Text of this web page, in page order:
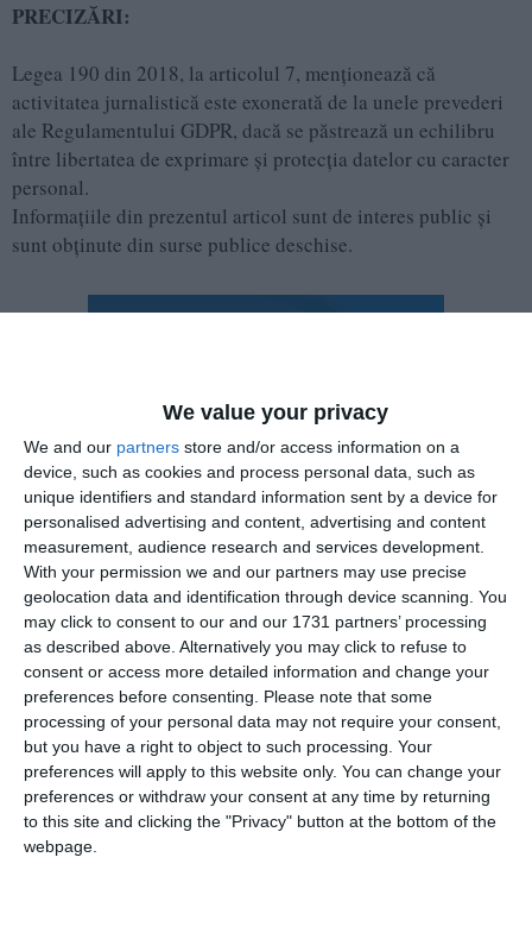
We value your privacy
We and our partners store and/or access information on a
device, such as cookies and process personal data, such as
unique identifiers and standard information sent by a device for
personalised advertising and content, advertising and content
measurement, audience research and services development.
With your permission we and our partners may use precise
geolocation data and identification through device scanning. You
may click to consent to our and our 1731 partners’ processing
as described above. Alternatively you may click to refuse to
consent or access more detailed information and change your
preferences before consenting. Please note that some
processing of your personal data may not require your consent,
but you have a right to object to such processing. Your
preferences will apply to this website only. You can change your
preferences or withdraw your consent at any time by returning
to this site and clicking the "Privacy" button at the bottom of the
webpage.
PRECIZĂRI:
Legea 190 din 2018, la articolul 7, menţionează că
activitatea jurnalistică este exonerată de la unele prevederi
ale Regulamentului GDPR, dacă se păstrează un echilibru
între libertatea de exprimare şi protecţia datelor cu caracter
personal.
Informațiile din prezentul articol sunt de interes public și
sunt obținute din surse publice deschise.
Citește și:
Serviciul de stare civilă Constanţa. Publicaţii de căsătorie
8 iunie 2026
Adaugă-ne ca sursă în Google